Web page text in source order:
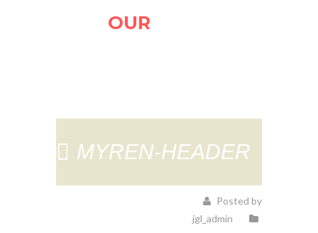
OUR
MYREN-HEADER
Posted by
jgl_admin